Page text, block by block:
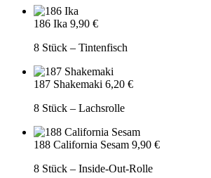
186 Ika 9,90 €
8 Stück – Tintenfisch
187 Shakemaki 6,20 €
8 Stück – Lachsrolle
188 California Sesam 9,90 €
8 Stück – Inside-Out-Rolle